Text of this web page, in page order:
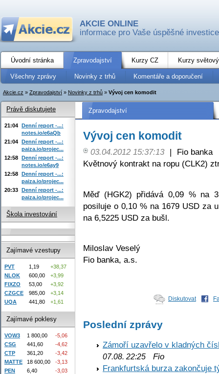
AKCIE ONLINE
informace pro Vaše úspěšné investice
Úvodní stránka Zpravodajství Kurzy CZ Kurzy
Všechny zprávy Novinky z trhů Komentáře a doporučení
Akcie.cz » Zpravodajství » Novinky z trhů » Vývoj cen komodit
Zpravodajství
Vývoj cen komodit
03.04.2012 15:37:13 |
Fio banka
Květnový kontrakt na ropu (CLK2)
Měď (HGK2) přidává 0,09 % na
posiluje o 0,10 % na 1679 USD za
na 6,5225 USD za bušl.
Miloslav Veselý
Fio banka, a.s.
Diskutovat
Poslední zprávy
Zámoří uzavřelo v kladných
07.08. 22:25 Fio
Frankfurtská burza zakončuje
Právě diskutujete
21:04 Denní report -...:
notes.io/e6aQb
21:04 Denní report -...:
paiza.io/projec...
12:58 Denní report -...:
notes.io/e6ay9
12:58 Denní report -...:
paiza.io/projec...
20:33 Denní report -...:
paiza.io/projec...
Škola investování
Zajímavé vzestupy
PVT 1,19
+38,37
NLOK
600,00
+3,99
FIXZO
53,00
+3,92
CZGCE
985,00
+3,14
UQA
441,80 +1,61
Zajímavé poklesy
VOW3 1 800,00
-5,06
CSG
441,60
-4,62
CTP
361,20
-3,42
MATTE
18 600,00
-3,13
PEN
6,40 -3,03